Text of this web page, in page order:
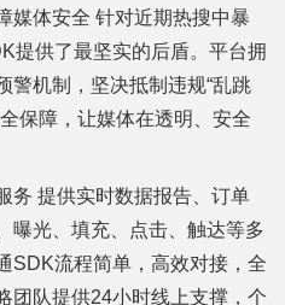
媒体安全 针对近期热搜中暴
提供了最坚实的后盾。平台拥
警机制，坚决抵制违规“乱跳
保障，让媒体在透明、安全
务 提供实时数据报告、订单
曝光、填充、点击、触达等多
SDK流程简单，高效对接，全
团队提供24小时线上支撑，个